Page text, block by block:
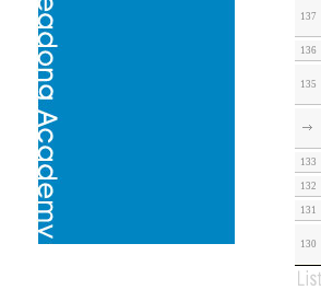
137
136
135
133
132
131
130